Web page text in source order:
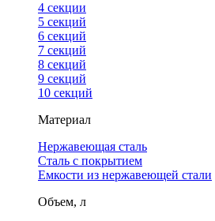
4 cекции
5 секций
6 секций
7 секций
8 секций
9 секций
10 секций
Материал
Нержавеющая сталь
Сталь с покрытием
Емкости из нержавеющей стали
Объем, л